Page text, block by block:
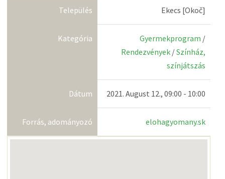
Település Ekecs [Okoč]
Kategória Gyermekprogram /
Rendezvények /Színház,
színjátszás
Dátum 2021. August 12., 09:00 - 10:00
Forrás, adományozó elohagyomany.sk